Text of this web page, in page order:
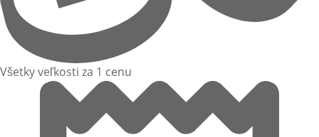
Všetky veľkosti za 1 cenu